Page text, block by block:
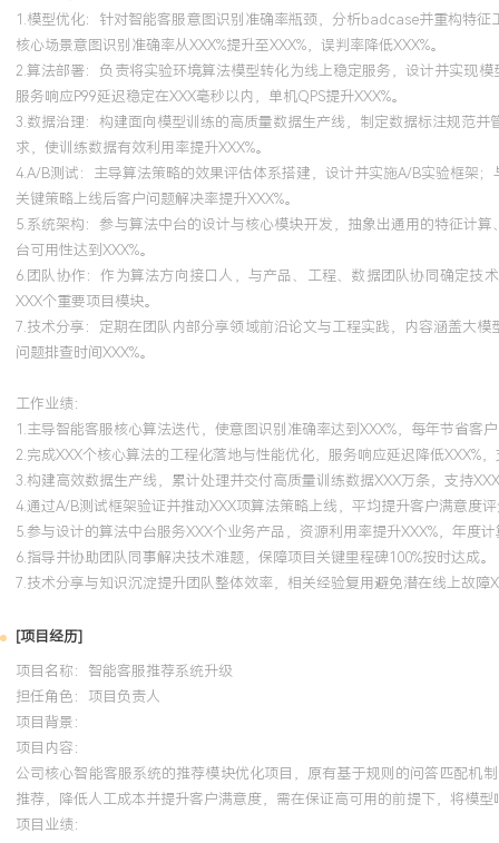
1.模型优化：针对智能客服意图识别准确率瓶颈，分析badcase并重构特
核心场景意图识别准确率从XXX%提升至XXX%，误判率降低XXX%。
2.算法部署：负责将实验环境算法模型转化为线上稳定服务，设计并实现
服务响应P99延迟稳定在XXX毫秒以内，单机QPS提升XXX%。
3.数据治理：构建面向模型训练的高质量数据生产线，制定数据标注规范
求，使训练数据有效利用率提升XXX%。
4.A/B测试：主导算法策略的效果评估体系搭建，设计并实施A/B实验框架
关键策略上线后客户问题解决率提升XXX%。
5.系统架构：参与算法中台的设计与核心模块开发，抽象出通用的特征计
台可用性达到XXX%。
6.团队协作：作为算法方向接口人，与产品、工程、数据团队协同确定技
XXX个重要项目模块。
7.技术分享：定期在团队内部分享领域前沿论文与工程实践，内容涵盖大
问题排查时间XXX%。
工作业绩：
1.主导智能客服核心算法迭代，使意图识别准确率达到XXX%，每年节省客
2.完成XXX个核心算法的工程化落地与性能优化，服务响应延迟降低XXX%
3.构建高效数据生产线，累计处理并交付高质量训练数据XXX万条，支持
4.通过A/B测试框架验证并推动XXX项算法策略上线，平均提升客户满意度评
5.参与设计的算法中台服务XXX个业务产品，资源利用率提升XXX%，年度计
6.指导并协助团队同事解决技术难题，保障项目关键里程碑100%按时达成。
7.技术分享与知识沉淀提升团队整体效率，相关经验复用避免潜在线上故障
[项目经历]
项目名称：智能客服推荐系统升级
担任角色： 项目负责人
项目背景：
项目内容：
公司核心智能客服系统的推荐模块优化项目，原有基于规则的问答匹配机
推荐，降低人工成本并提升客户满意度，需在保证高可用的前提下，将模
项目业绩：